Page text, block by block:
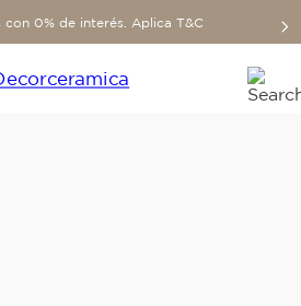
con 0% de interés. Aplica T&C